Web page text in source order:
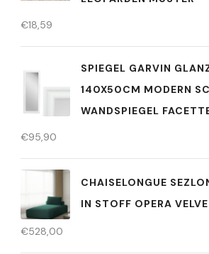
€18,59
SPIEGEL GARVIN
140X50CM MODERN
WANDSPIEGEL
€95,90
CHAISELONGUE
IN STOFF OPERA
€528,00